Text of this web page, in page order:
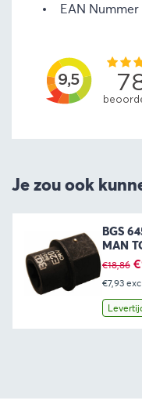
EAN Nummer
Je zou ook
BGS
MAN
€18,86 €
€7,93